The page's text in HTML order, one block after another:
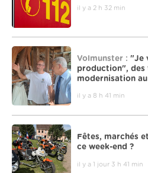
il y a 2 h 32 min
Volmunster : "Je
production", des
modernisation
il y a 8 h 41 min
Fêtes, marchés
ce week-end ?
il y a 1 jour 3 h 41 min